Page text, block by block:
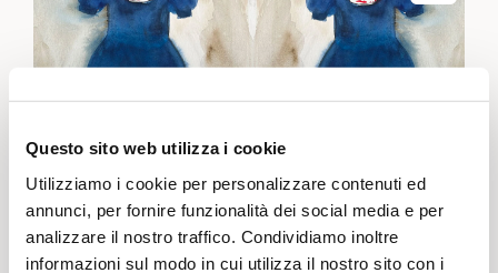
Questo sito web utilizza i cookie
Utilizziamo i cookie per personalizzare contenuti ed
annunci, per fornire funzionalità dei social media e per
analizzare il nostro traffico. Condividiamo inoltre
informazioni sul modo in cui utilizza il nostro sito con i
DU. MUTTER - Laboratorio di scrittura a cura